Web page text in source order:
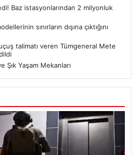
Baz istasyonlarından 2 milyonluk
sınırların dışına çıktığını
talimatı veren Tümgeneral Mete
Şık Yaşam Mekanları